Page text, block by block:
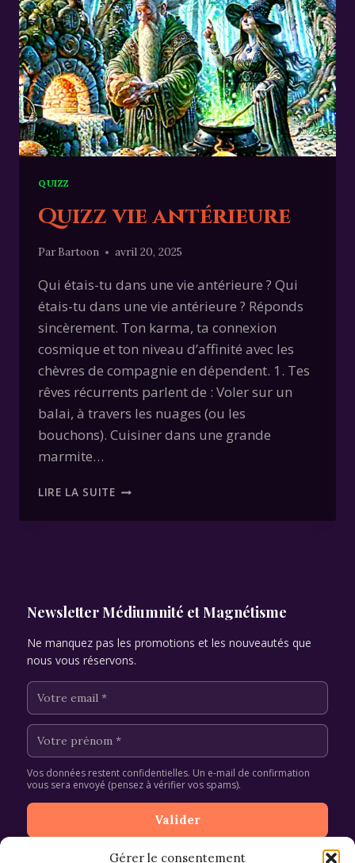
Gérer le consentement
QUIZZ
Quizz vie antérieure
Par Bartoon avril 20, 2025
Qui étais-tu dans une vie antérieure ? Qui
étais-tu dans une vie antérieure ? Réponds
sincèrement. Ton karma, ta connexion
cosmique et ton niveau d’affinité avec les
chèvres de compagnie en dépendent. 1. Tes
rêves récurrents parlent de : Voler sur un
balai, à travers les nuages (ou les
bouchons). Cuisiner dans une grande
marmite…
LIRE LA SUITEQUIZZ
ANTÉRIEURE
Newsletter Médiumnité et Magnétisme
Ne manquez pas les promotions et les nouveautés que
nous vous réservons.
Vos données restent confidentielles. Un e-mail de confirmation
vous sera envoyé (pensez à vérifier vos spams).